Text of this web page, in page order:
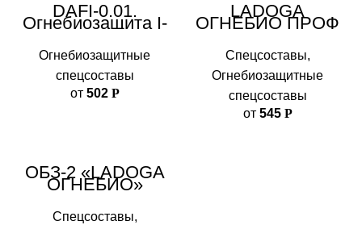
DAFI-0.01.
Огнебиозащита I-
II группа.
Концентрат 1:3
Огнебиозащитные
спецсоставы
от 502 Р
LADOGA
ОГНЕБИО ПРОФ
Спецсоставы,
Огнебиозащитные
спецсоставы
от 545 Р
ОБЗ-2 «LADOGA
ОГНЕБИО»
Спецсоставы,